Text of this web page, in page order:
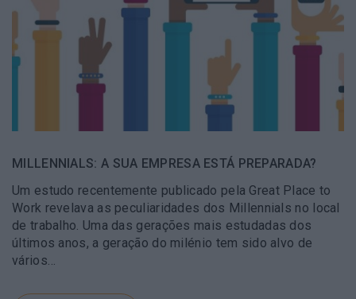
MILLENNIALS: A SUA EMPRESA ESTÁ PREPARADA?
Um estudo recentemente publicado pela Great Place to
Work revelava as peculiaridades dos Millennials no local
de trabalho. Uma das gerações mais estudadas dos
últimos anos, a geração do milénio tem sido alvo de
vários…